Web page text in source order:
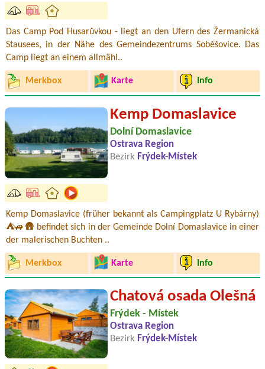
Das Camp Pod Husarůvkou - liegt an den Ufern des Žermanická
Stausees, in der Nähe des Gemeindezentrums Soběšovice. Das
Camp liegt an einem allmähl..
Merkbox Karte Info
Kemp Domaslavice
Dolní Domaslavice
Ostrava Region
Bezirk Frýdek-Místek
Kemp Domaslavice (früher bekannt als Campingplatz U Rybárny)
⛺🚙🛖 befindet sich in der Gemeinde Dolní Domaslavice in einer
der malerischen Buchten ..
Merkbox Karte Info
Chatová osada Olešná
Frýdek - Místek
Ostrava Region
Bezirk Frýdek-Místek